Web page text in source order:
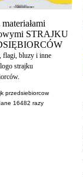
STRAJKU
flagi, bluzy i inne
strajku
przedsiebiorcow
16482razy